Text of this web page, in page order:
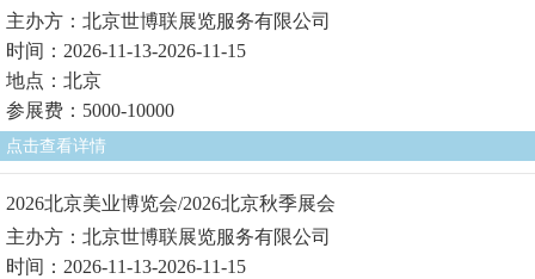
主办方：北京世博联展览服务有限公司
时间：2026-11-13-2026-11-15
地点：北京
参展费：5000-10000
点击查看详情
2026北京美业博览会/2026北京秋季展会
主办方：北京世博联展览服务有限公司
时间：2026-11-13-2026-11-15